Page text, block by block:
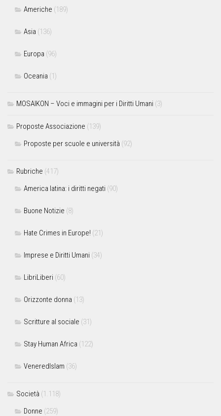
Americhe (189)
Asia (136)
Europa (96)
Oceania (1)
MOSAIKON – Voci e immagini per i Diritti Umani (3)
Proposte Associazione (139)
Proposte per scuole e università (92)
Rubriche (417)
America latina: i diritti negati (90)
Buone Notizie (8)
Hate Crimes in Europe! (21)
Imprese e Diritti Umani (34)
LibriLiberi (60)
Orizzonte donna (13)
Scritture al sociale (31)
Stay Human Africa (122)
VeneredIslam (36)
Società (1.118)
Donne (259)